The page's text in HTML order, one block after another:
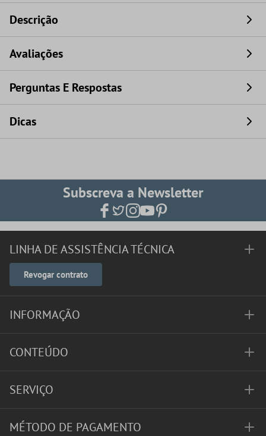
Descrição
Avaliações
Perguntas E Respostas
Dicas
Subscreva a Newsletter
LINHA DE ASSISTÊNCIA TÉCNICA
Revogar contrato
INFORMAÇÃO
CONTEÚDO
SERVIÇO
MÉTODO DE PAGAMENTO